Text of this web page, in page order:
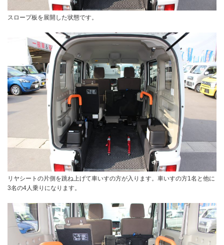
スロープ板を展開した状態です。
リヤシートの片側を跳ね上げて車いすの方が入ります。車いすの方1名と他に
3名の4人乗りになります。